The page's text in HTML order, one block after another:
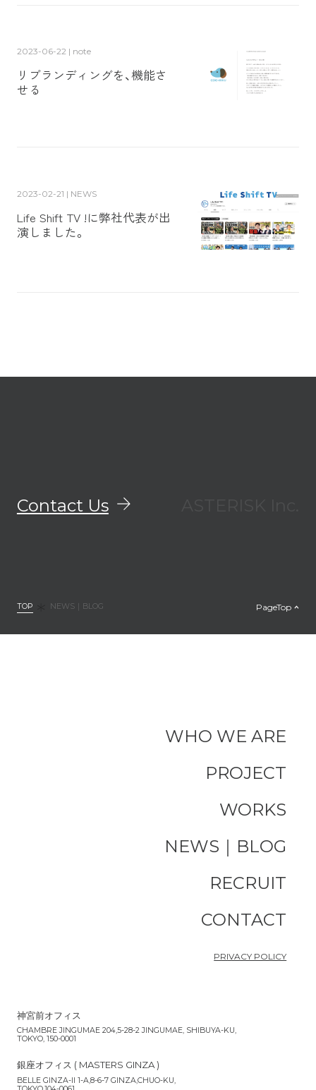
2023-06-22 | note
リブランディングを、機能さ
せる
2023-02-21 | NEWS
Life Shift TV !に弊社代表が出
演しました。
Contact Us
PageTop
TOP NEWS｜BLOG
WHO WE ARE
PROJECT
WORKS
NEWS｜BLOG
RECRUIT
CONTACT
PRIVACY POLICY
神宮前オフィス
CHAMBRE JINGUMAE 204,5-28-2 JINGUMAE, SHIBUYA-KU,
TOKYO, 150-0001
銀座オフィス ( MASTERS GINZA )
BELLE GINZA-II 1-A,8-6-7 GINZA,CHUO-KU,